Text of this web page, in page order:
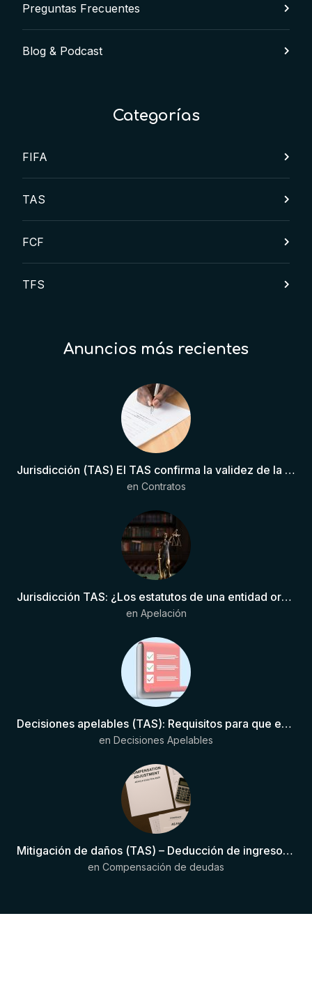
Preguntas Frecuentes
Blog & Podcast
Categorías
FIFA
TAS
FCF
TFS
Anuncios más recientes
Jurisdicción (TAS) El TAS confirma la validez de la cláusula de sumisión jurisdiccional en el contrato del futbolista.
en Contratos
Jurisdicción TAS: ¿Los estatutos de una entidad organizadora de una liga de fútbol pueden otorgar competencia de forma directa al TAS?
en Apelación
Decisiones apelables (TAS): Requisitos para que exista una decisión
en Decisiones Apelables
Mitigación de daños (TAS) – Deducción de ingresos comprobados según el artículo 6(2)(b) del Anexo 2 RSTP FIFA
en Compensación de deudas